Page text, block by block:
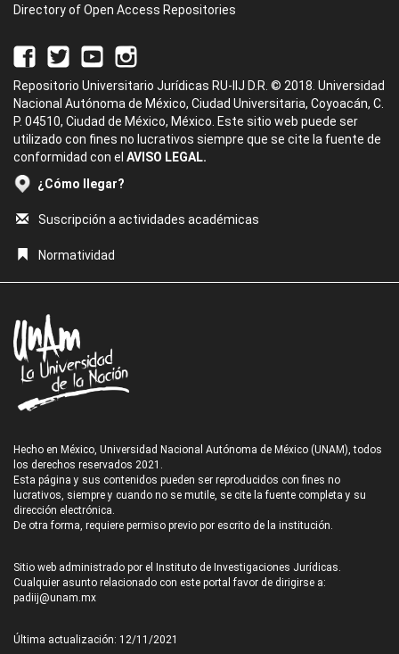
Directory of Open Access Repositories
Repositorio Universitario Jurídicas RU-IIJ D.R. © 2018. Universidad
Nacional Autónoma de México, Ciudad Universitaria, Coyoacán, C.
P. 04510, Ciudad de México, México. Este sitio web puede ser
utilizado con fines no lucrativos siempre que se cite la fuente de
conformidad con el AVISO LEGAL.
¿Cómo llegar?
Suscripción a actividades académicas
Normatividad
Hecho en México, Universidad Nacional Autónoma de México (UNAM), todos
los derechos reservados 2021.
Esta página y sus contenidos pueden ser reproducidos con fines no
lucrativos, siempre y cuando no se mutile, se cite la fuente completa y su
dirección electrónica.
De otra forma, requiere permiso previo por escrito de la institución.
Sitio web administrado por el Instituto de Investigaciones Jurídicas.
Cualquier asunto relacionado con este portal favor de dirigirse a:
padiij@unam.mx
Última actualización: 12/11/2021